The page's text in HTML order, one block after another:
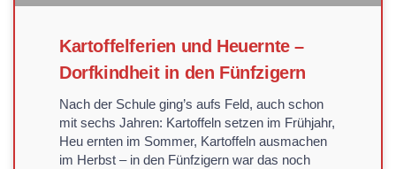
Kartoffelferien und Heuernte –
Dorfkindheit in den Fünfzigern
Nach der Schule ging’s aufs Feld, auch schon
mit sechs Jahren: Kartoffeln setzen im Frühjahr,
Heu ernten im Sommer, Kartoffeln ausmachen
im Herbst – in den Fünfzigern war das noch